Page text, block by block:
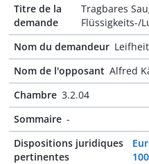
Titre de la
demande
Tragbares
Flüssigkeits-/
Nom du demandeur
Nom de l'opposant Alfred
Chambre 3.2.04
Sommaire -
Dispositions juridiques
pertinentes